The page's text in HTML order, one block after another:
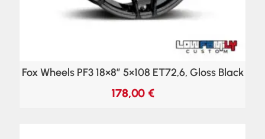
Fox Wheels PF3 18×8″ 5×108 ET72,6, Gloss Black
178,00 €